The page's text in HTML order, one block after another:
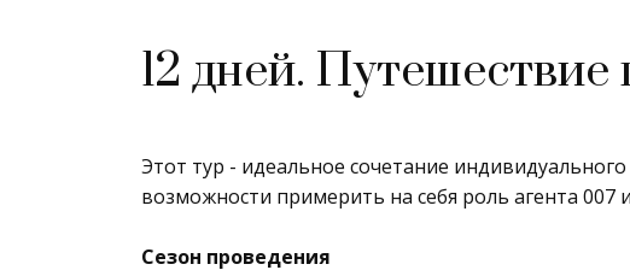
12 дней.
Этот тур - идеальное сочетание
возможности примерить на себя роль агента 007
Сезон проведения